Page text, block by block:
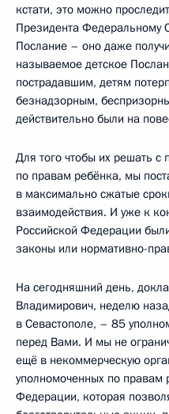
кстати, это можно
Президента Федеральному
Послание – оно даже
называемое детское
пострадавшим, детям
безнадзорным,
действительно были на
Для того чтобы их решать с
по правам ребёнка, мы
в максимально сжатые
взаимодействия. И уже к
Российской Федерации
законы или нормативно-
На сегодняшний день,
Владимирович, неделю
в Севастополе, – 85
перед Вами. И мы не
ещё в некоммерческую
уполномоченных по правам
Федерации, которая